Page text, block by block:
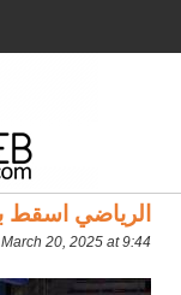
الرياضي اسقط
March 20, 2025 at 9:44